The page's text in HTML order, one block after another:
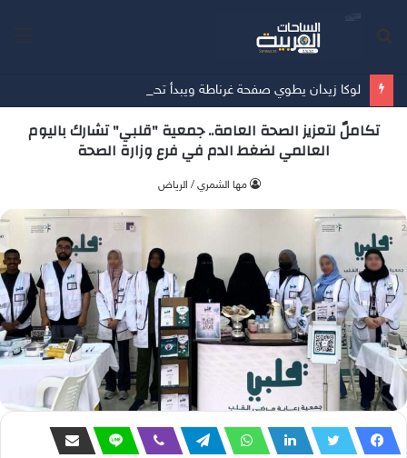
لوكا زيدان يطوي صفحة غرناطة ويبدأ تحدياً جديداً مع ليغانيس
تكاملٌ لتعزيز الصحة العامة.. جمعية "قلبي" تشارك باليوم
العالمي لضغط الدم في فرع وزارة الصحة
‫مها الشمري / الرياض